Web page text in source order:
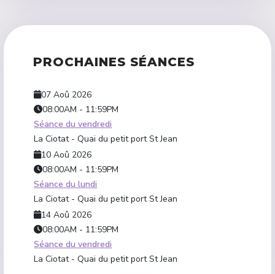
PROCHAINES SÉANCES
07 Aoû 2026
08:00AM - 11:59PM
Séance du vendredi
La Ciotat - Quai du petit port St Jean
10 Aoû 2026
08:00AM - 11:59PM
Séance du lundi
La Ciotat - Quai du petit port St Jean
14 Aoû 2026
08:00AM - 11:59PM
Séance du vendredi
La Ciotat - Quai du petit port St Jean